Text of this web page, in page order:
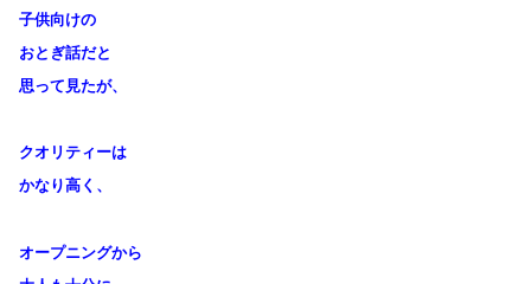
子供向けの
おとぎ話だと
思って見たが、
クオリティーは
かなり高く、
オープニングから